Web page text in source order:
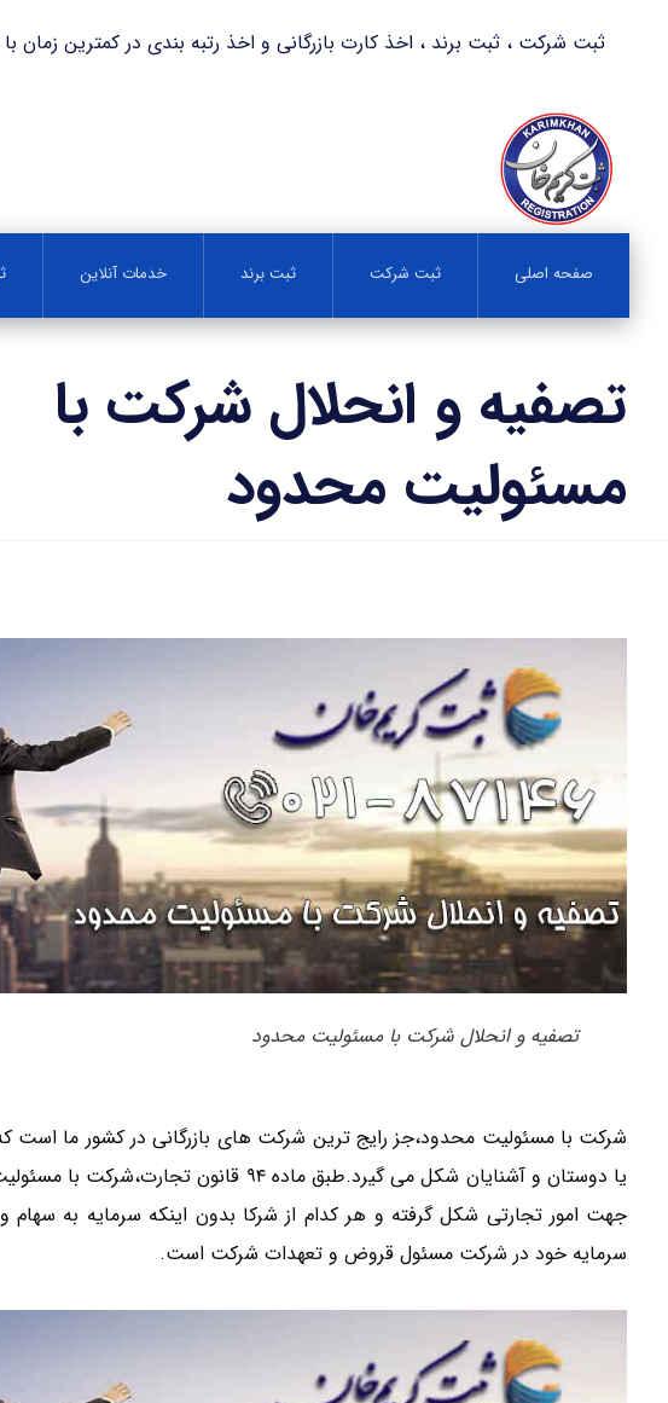
ثبت شرکت ، ثبت برند ، اخذ کارت بازرگانی و اخذ رتبه بندی در کمترین زمان با ثبت کریم خان
صفحه اصلی ثبت شرکت ثبت برند خدمات آنلاین
تصفیه و انحلال شرکت با
مسئولیت محدود
تصفیه و انحلال شرکت با مسئولیت محدود
شرکت با مسئولیت محدود،جز رایج ترین شرکت های بازرگانی در کشور ما است
یا دوستان و آشنایان شکل می گیرد.طبق ماده
جهت امور تجارتی شکل گرفته و هر کدام از شرکا بدون اینکه سرمایه به سهام
سرمایه خود در شرکت مسئول قروض و تعهدات شرکت است.